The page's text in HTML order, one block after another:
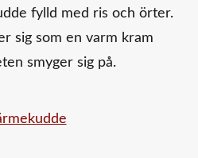
fylld med ris och örter.
sig som en varm kram
smyger sig på.